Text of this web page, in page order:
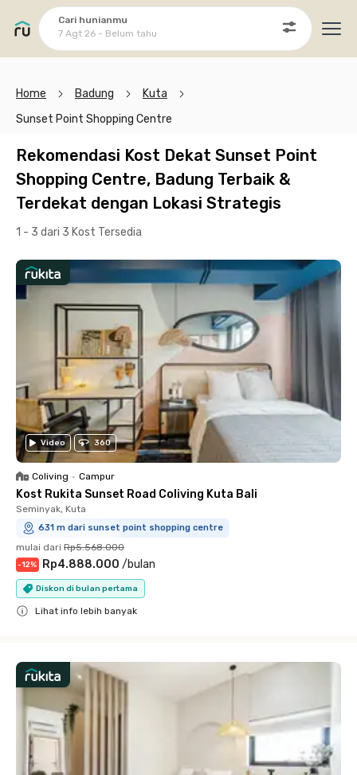
Cari hunianmu
7 Agt 26 - Belum tahu
Home Badung
Kuta
Sunset Point Shopping Centre
Rekomendasi Kost Dekat Sunset Point
Shopping Centre, Badung Terbaik &
Terdekat dengan Lokasi Strategis
1 - 3 dari 3 Kost Tersedia
Video 360
Coliving • Campur
Kost Rukita Sunset Road Coliving Kuta Bali
Seminyak, Kuta
631 m dari sunset point shopping centre
mulai dari Rp5.568.000
-12% Rp4.888.000 /bulan
Diskon di bulan pertama
Lihat info lebih banyak